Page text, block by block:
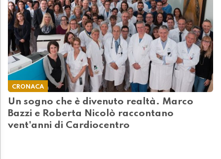
CRONACA
Un sogno che è divenuto realtà. Marco
Bazzi e Roberta Nicolò raccontano
vent'anni di Cardiocentro